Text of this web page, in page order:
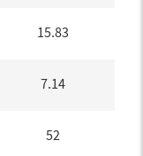
15.83
7.14
52